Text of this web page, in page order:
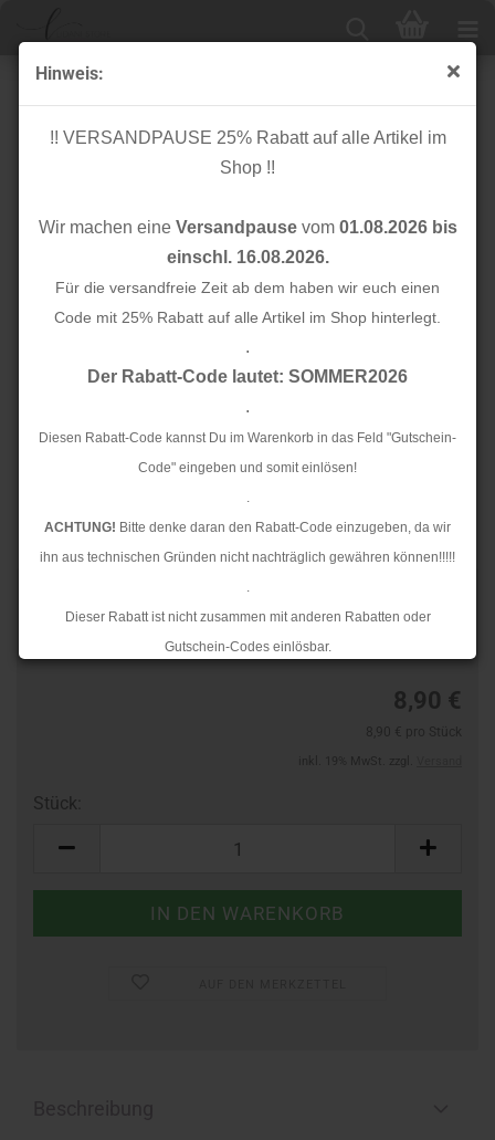
Hinweis:
!! VERSANDPAUSE 25% Rabatt auf alle Artikel im
Shop !!
Wir machen eine Versandpausevom 01.08.2026 bis
einschl. 16.08.2026.
Für die versandfreie Zeit ab dem haben wir euch einen
Code mit 25% Rabatt auf alle Artikel im Shop hinterlegt.
.
Der Rabatt-Code lautet: SOMMER2026
.
Diesen Rabatt-Code kannst Du im Warenkorb in das Feld "Gutschein-
Code" eingeben und somit einlösen!
.
ACHTUNG! Bitte denke daran den Rabatt-Code einzugeben, da wir
ihn aus technischen Gründen nicht nachträglich gewähren können!!!!!
.
Dieser Rabatt ist nicht zusammen mit anderen Rabatten oder
Gutschein-Codes einlösbar.
Ab dem 17.08.2026 versenden wir wieder wie gewohnt. Aufgrund des
Kunstleder - hellrosa matt - 45x100 cm - Rico Design
8,90 €
Stück: